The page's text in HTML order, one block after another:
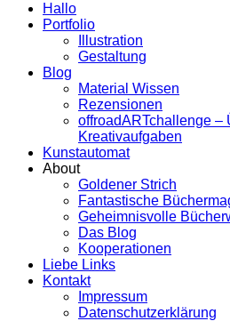
Hallo
Portfolio
Illustration
Gestaltung
Blog
Material Wissen
Rezensionen
offroadARTchallenge –
Kreativaufgaben
Kunstautomat
About
Goldener Strich
Fantastische
Geheimnisvolle
Das Blog
Kooperationen
Liebe Links
Kontakt
Impressum
Datenschutzerklärung